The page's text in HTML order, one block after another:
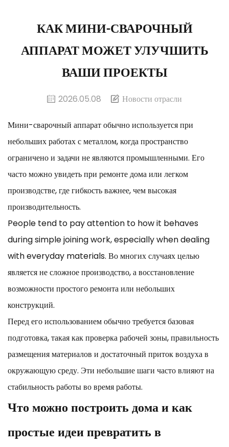
КАК МИНИ-СВАРОЧНЫЙ
АППАРАТ МОЖЕТ УЛУЧШИТЬ
ВАШИ ПРОЕКТЫ
2026.05.08 Новости отрасли
Мини-сварочный аппарат обычно используется при
небольших работах с металлом, когда пространство
ограничено и задачи не являются промышленными. Его
часто можно увидеть при ремонте дома или легком
производстве, где гибкость важнее, чем высокая
производительность.
People tend to pay attention to how it behaves
during simple joining work, especially when dealing
with everyday materials. Во многих случаях целью
является не сложное производство, а восстановление
возможности простого ремонта или небольших
конструкций.
Перед его использованием обычно требуется базовая
подготовка, такая как проверка рабочей зоны, правильность
размещения материалов и достаточный приток воздуха в
окружающую среду. Эти небольшие шаги часто влияют на
стабильность работы во время работы.
Что можно построить дома и как
простые идеи превратить в